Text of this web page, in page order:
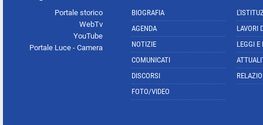
Portale storico
WebTv
YouTube
Portale Luce - Camera
BIOGRAFIA
AGENDA
NOTIZIE
COMUNICATI
DISCORSI
FOTO/VIDEO
LAVORI
LEGGI E